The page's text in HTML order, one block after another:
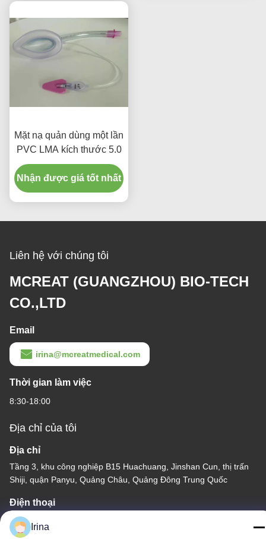
Mặt nạ quản dùng một lần
PVC LMA kích thước 5.0
Nhận được giá tốt nhất
Liên hệ với chúng tôi
MCREAT (GUANGZHOU) BIO-TECH
CO.,LTD
Email
irina@mcreatmedical.com
Thời gian làm việc
8:30-18:00
Địa chỉ của tôi
Địa chỉ
Tầng 3, khu công nghiệp B15 Huachuang, Jinshan Cun, thị trấn
Shiji, quận Panyu, Quảng Châu, Quảng Đông Trung Quốc
Điện thoại
86-020-3156-0583
Irina